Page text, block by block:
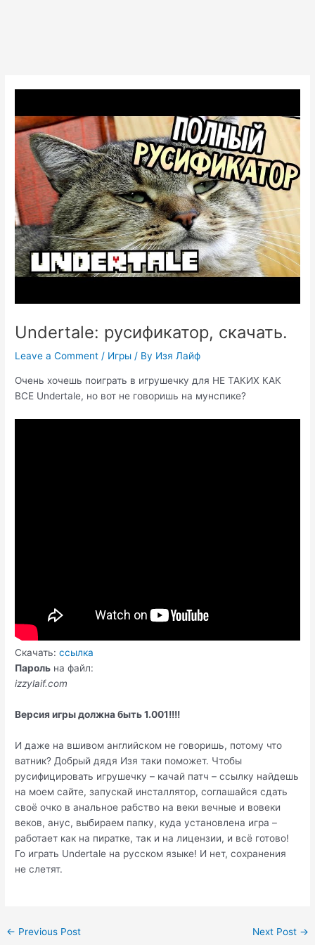
Undertale: русификатор, скачать.
Leave a Comment / Игры / By Изя Лайф
Очень хочешь поиграть в игрушечку для НЕ ТАКИХ КАК
ВСЕ Undertale, но вот не говоришь на мунспике?
Скачать:ссылка
Пароль на файл:
izzylaif.com
Версия игры должна быть 1.001!!!!
И даже на вшивом английском не говоришь, потому что
ватник? Добрый дядя Изя таки поможет. Чтобы
русифицировать игрушечку – качай патч – ссылку найдешь
на моем сайте, запускай инсталлятор, соглашайся сдать
своё очко в анальное рабство на веки вечные и вовеки
веков, анус, выбираем папку, куда установлена игра –
работает как на пиратке, так и на лицензии, и всё готово!
Го играть Undertale на русском языке! И нет, сохранения
не слетят.
Post
← Previous Post Next Post →